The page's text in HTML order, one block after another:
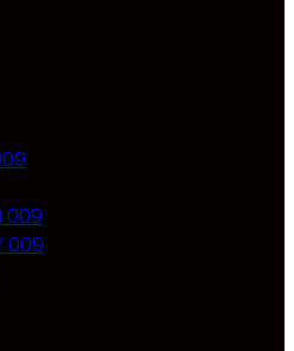
009
009